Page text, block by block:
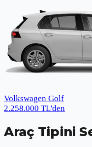
Volkswagen Golf
2.258.000 TL'den
Araç Tipini